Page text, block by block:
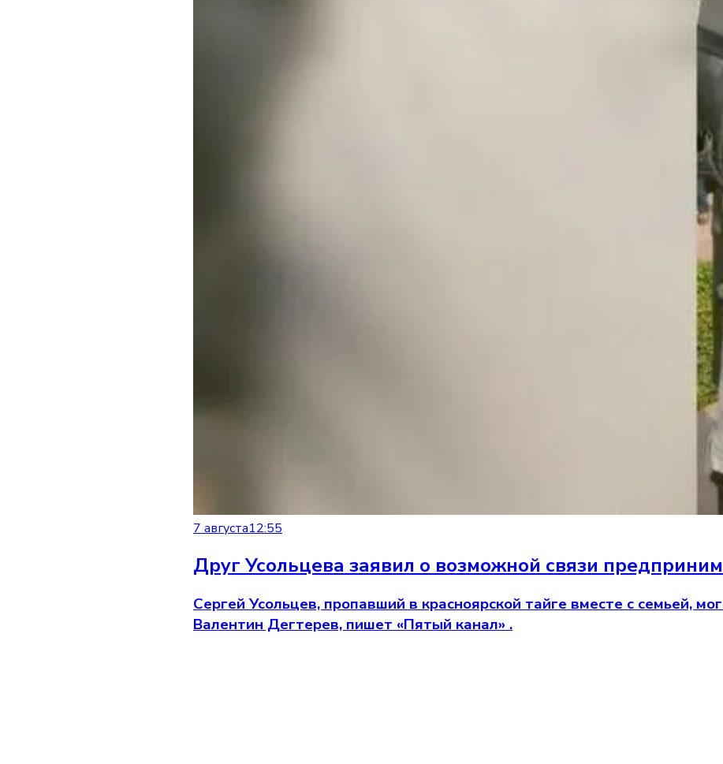
Трем категориям пенсионеров в России
7 августа12:55
Друг Усольцева заявил о возможной связи
Сергей Усольцев, пропавший в красноярской тайге вместе с семьей,
Валентин Дегтерев, пишет «Пятый канал» .